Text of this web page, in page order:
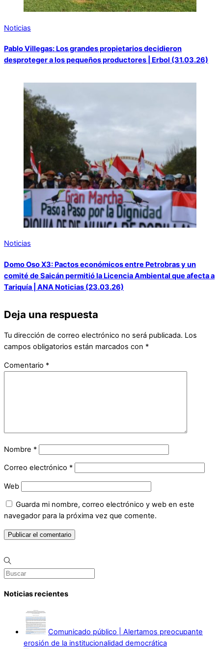
Noticias
Pablo Villegas: Los grandes propietarios decidieron
desproteger a los pequeños productores | Erbol (31.03.26)
Noticias
Domo Oso X3: Pactos económicos entre Petrobras y un
comité de Saicán permitió la Licencia Ambiental que afecta a
Tariquía | ANA Noticias (23.03.26)
Deja una respuesta
Tu dirección de correo electrónico no será publicada. Los
campos obligatorios están marcados con *
Comentario *
Nombre *
Correo electrónico *
Web
Guarda mi nombre, correo electrónico y web en este
navegador para la próxima vez que comente.
Noticias recientes
Comunicado público | Alertamos preocupante
erosión de la institucionalidad democrática